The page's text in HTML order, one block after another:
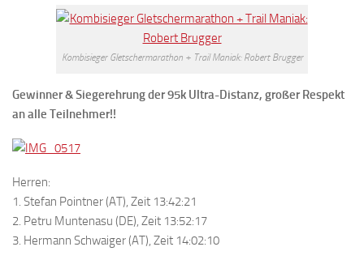
Kombisieger Gletschermarathon + Trail Maniak: Robert Brugger
Gewinner & Siegerehrung der 95k Ultra-Distanz, großer Respekt
an alle Teilnehmer!!
Herren:
1. Stefan Pointner (AT), Zeit 13:42:21
2. Petru Muntenasu (DE), Zeit 13:52:17
3. Hermann Schwaiger (AT), Zeit 14:02:10